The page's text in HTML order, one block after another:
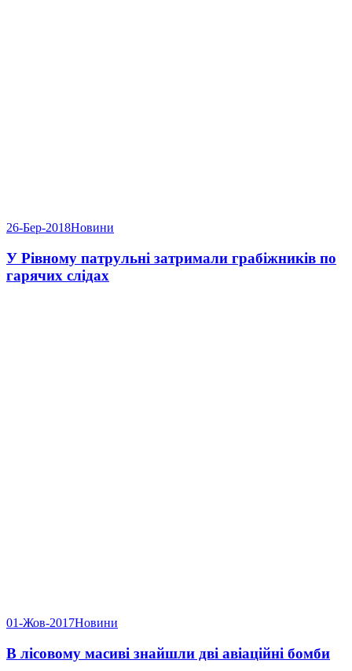
26-Бер-2018Новини
У Рівному патрульні затримали грабіжників по
гарячих слідах
01-Жов-2017Новини
В лісовому масиві знайшли дві авіаційні бомби